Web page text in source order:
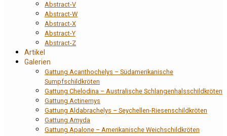
Abstract-V
Abstract-W
Abstract-X
Abstract-Y
Abstract-Z
Artikel
Galerien
Gattung Acanthochelys – Südamerikanische
Sumpfschildkröten
Gattung Chelodina – Australische Schlangenhalsschildkröten
Gattung Actinemys
Gattung Aldabrachelys – Seychellen-Riesenschildkröten
Gattung Amyda
Gattung Apalone – Amerikanische Weichschildkröten